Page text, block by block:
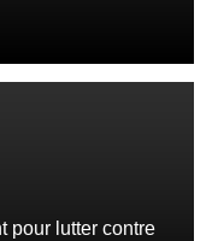
pour lutter contre